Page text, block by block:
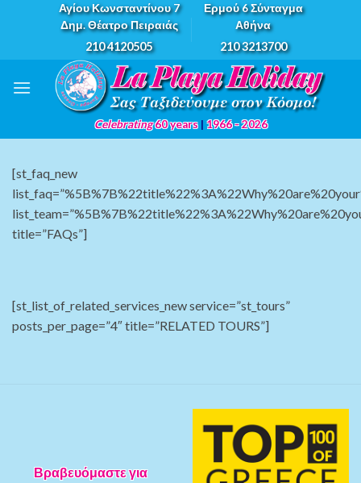
Αγίου Κωνσταντίνου 7
Δημ. Θέατρο Πειραιάς
210 4120505
Ερμού 6 Σύνταγμα
Αθήνα
210 3213700
Celebrating60 years | 1966 - 2026
[st_faq_new
title=”FAQs”]
[st_list_of_related_services_new service=”st_tours”
posts_per_page=”4″ title=”RELATED TOURS”]
Βραβευόμαστε για